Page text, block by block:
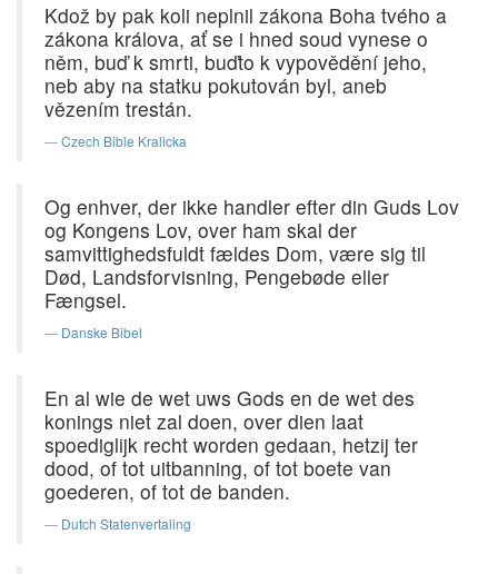
Kdož by pak koli neplnil zákona Boha tvého a
zákona králova, ať se i hned soud vynese o
něm, buď k smrti, buďto k vypovědění jeho,
neb aby na statku pokutován byl, aneb
vězením trestán.
Czech Bible Kralicka
Og enhver, der ikke handler efter din Guds Lov
og Kongens Lov, over ham skal der
samvittighedsfuldt fældes Dom, være sig til
Død, Landsforvisning, Pengebøde eller
Fængsel.
Danske Bibel
En al wie de wet uws Gods en de wet des
konings niet zal doen, over dien laat
spoediglijk recht worden gedaan, hetzij ter
dood, of tot uitbanning, of tot boete van
goederen, of tot de banden.
Dutch Statenvertaling